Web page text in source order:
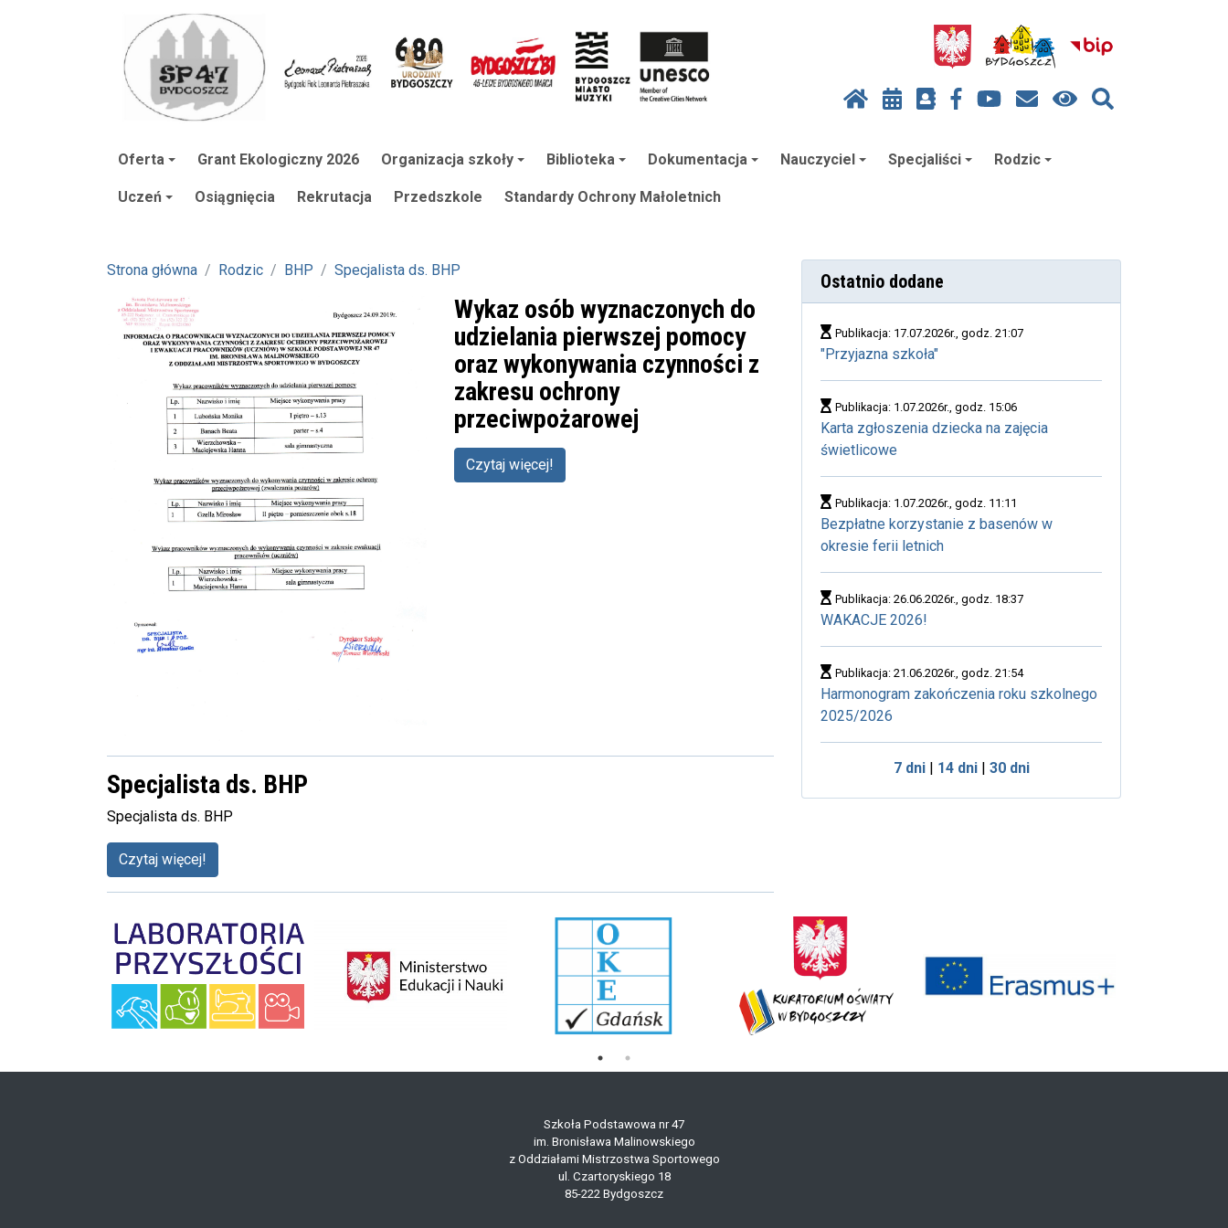
Oferta Grant Ekologiczny 2026 Organizacja szkoły Biblioteka Dokumentacja Nauczyciel Specjaliści Rodzic
Uczeń Osiągnięcia Rekrutacja Przedszkole Standardy Ochrony Małoletnich
Strona główna Rodzic BHP Specjalista ds. BHP
Wykaz osób wyznaczonych do
udzielania pierwszej pomocy
oraz wykonywania czynności z
zakresu ochrony
przeciwpożarowej
Czytaj więcej!
Specjalista ds. BHP
Specjalista ds. BHP
Czytaj więcej!
Ostatnio dodane
Publikacja: 17.07.2026r., godz. 21:07
"Przyjazna szkoła"
Publikacja: 1.07.2026r., godz. 15:06
Karta zgłoszenia dziecka na zajęcia
świetlicowe
Publikacja: 1.07.2026r., godz. 11:11
Bezpłatne korzystanie z basenów w
okresie ferii letnich
Publikacja: 26.06.2026r., godz. 18:37
WAKACJE 2026!
Publikacja: 21.06.2026r., godz. 21:54
Harmonogram zakończenia roku szkolnego
2025/2026
7 dni| 14 dni| 30 dni
Szkoła Podstawowa nr 47
im. Bronisława Malinowskiego
z Oddziałami Mistrzostwa Sportowego
ul. Czartoryskiego 18
85-222 Bydgoszcz